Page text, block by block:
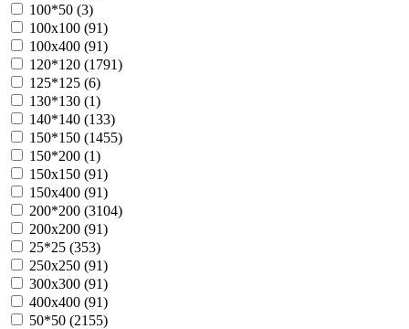
100*50 (3)
100х100 (91)
100х400 (91)
120*120 (1791)
125*125 (6)
130*130 (1)
140*140 (133)
150*150 (1455)
150*200 (1)
150х150 (91)
150х400 (91)
200*200 (3104)
200х200 (91)
25*25 (353)
250х250 (91)
300х300 (91)
400х400 (91)
50*50 (2155)